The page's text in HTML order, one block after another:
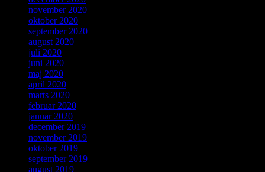
november 2020
oktober 2020
september 2020
august 2020
juli 2020
juni 2020
maj 2020
april 2020
marts 2020
februar 2020
januar 2020
december 2019
november 2019
oktober 2019
september 2019
august 2019